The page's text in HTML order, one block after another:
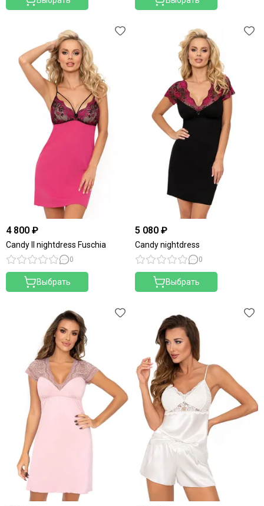
4 800 ₽
Candy II nightdress Fuschia
0
Выбрать
5 080 ₽
Candy nightdress
0
Выбрать